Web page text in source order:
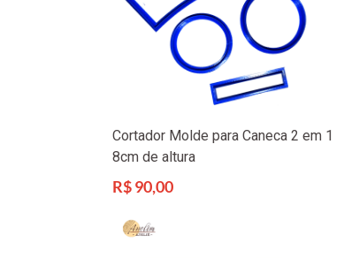
Cortador Molde para Caneca 2 em 1
8cm de altura
Preço
R$ 90,00